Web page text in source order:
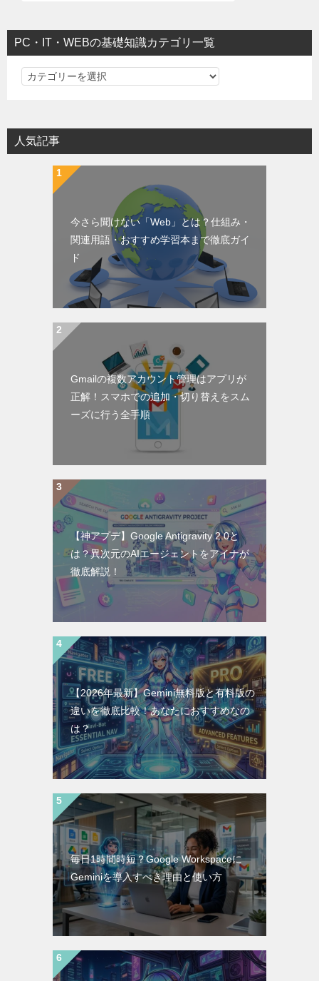
PC・IT・WEBの基礎知識カテゴリ一覧
PC・IT・WEBの基礎知識カテゴリ一覧
人気記事
今さら聞けない「Web」とは？仕組み・
関連用語・おすすめ学習本まで徹底ガイ
ド
Gmailの複数アカウント管理はアプリが
正解！スマホでの追加・切り替えをスム
ーズに行う全手順
【神アプデ】Google Antigravity 2.0と
は？異次元のAIエージェントをアイナが
徹底解説！
【2026年最新】Gemini無料版と有料版の
違いを徹底比較！あなたにおすすめなの
は？
毎日1時間時短？Google Workspaceに
Geminiを導入すべき理由と使い方